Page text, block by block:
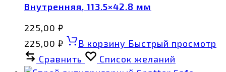
Внутренняя, 113.5×42.8 мм
225,00 ₽
225,00 ₽ В корзину Быстрый просмотр
Сравнить
Список желаний